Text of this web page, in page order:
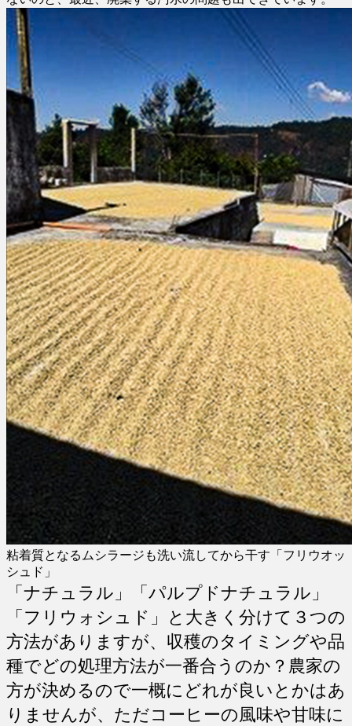
粘着質となるムシラージも洗い流してから干す「フリウオッ
シュド」
「ナチュラル」「パルプドナチュラル」
「フリウォシュド」と大きく分けて３つの
方法がありますが、収穫のタイミングや品
種でどの処理方法が一番合うのか？農家の
方が決めるので一概にどれが良いとかはあ
りませんが、ただコーヒーの風味や甘味に